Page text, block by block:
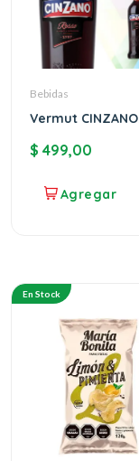
Bebidas
Vermut CINZANO
$ 499,00
En Stock